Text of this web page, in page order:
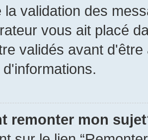
la validation des
vous ait placé
validés avant
remonter mon